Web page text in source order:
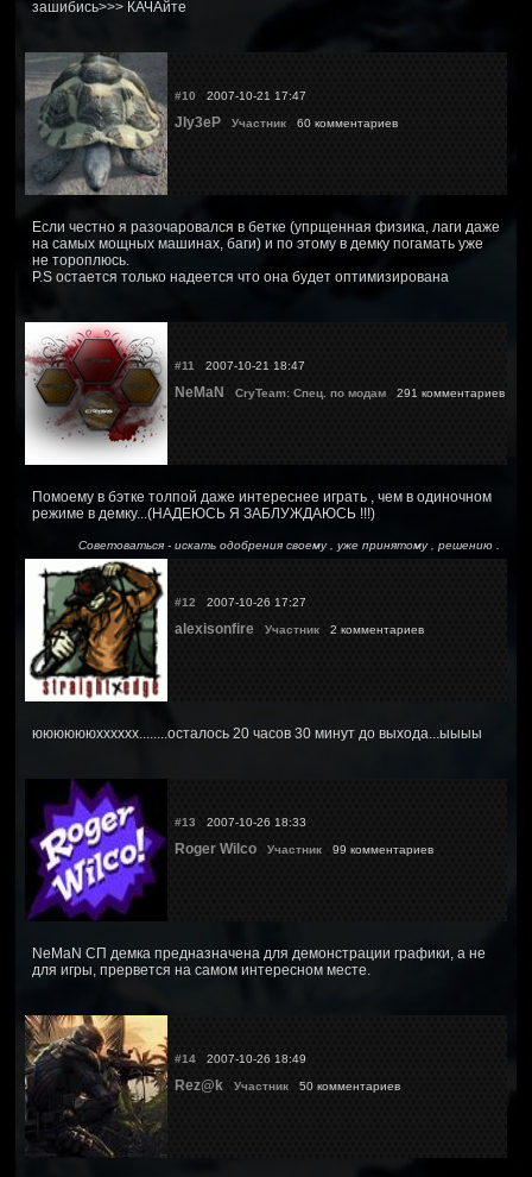
зашибись>>> КАЧАйте
#10 2007-10-21 17:47
JIy3eP Участник 60 комментариев
Если честно я разочаровался в бетке (упрщенная физика, лаги даже
на самых мощных машинах, баги) и по этому в демку погамать уже
не тороплюсь.
P.S остается только надеется что она будет оптимизирована
#11 2007-10-21 18:47
NeMaN CryTeam: Спец. по модам 291 комментариев
Помоему в бэтке толпой даже интереснее играть , чем в одиночном
режиме в демку...(НАДЕЮСЬ Я ЗАБЛУЖДАЮСЬ !!!)
Советоваться - искать одобрения своему , уже принятому , решению .
#12 2007-10-26 17:27
alexisonfire Участник 2 комментариев
ююююююхххххх........осталось 20 часов 30 минут до выхода...ыыыы
#13 2007-10-26 18:33
Roger Wilco Участник 99 комментариев
NeMaN СП демка предназначена для демонстрации графики, а не
для игры, прервется на самом интересном месте.
#14 2007-10-26 18:49
Rez@k Участник 50 комментариев